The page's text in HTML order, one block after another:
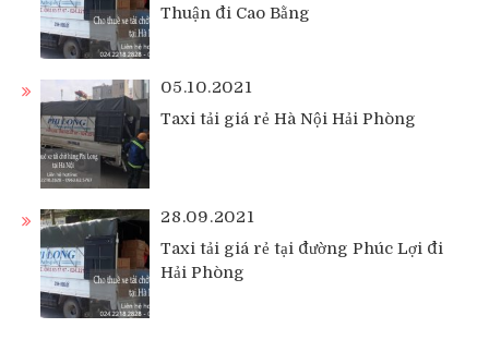
Thuận đi Cao Bằng
05.10.2021
Taxi tải giá rẻ Hà Nội Hải Phòng
28.09.2021
Taxi tải giá rẻ tại đường Phúc Lợi đi
Hải Phòng